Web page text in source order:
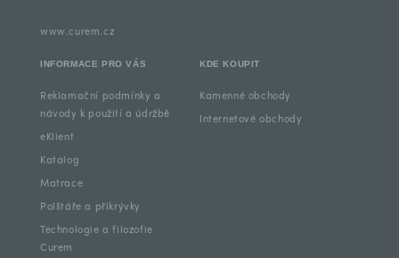
www.curem.cz
INFORMACE PRO VÁS
Reklamační podmínky a
návody k použití a údržbě
eKlient
Katalog
Matrace
Polštáře a přikrývky
Technologie a filozofie
Curem
KDE KOUPIT
Kamenné obchody
Internetové obchody